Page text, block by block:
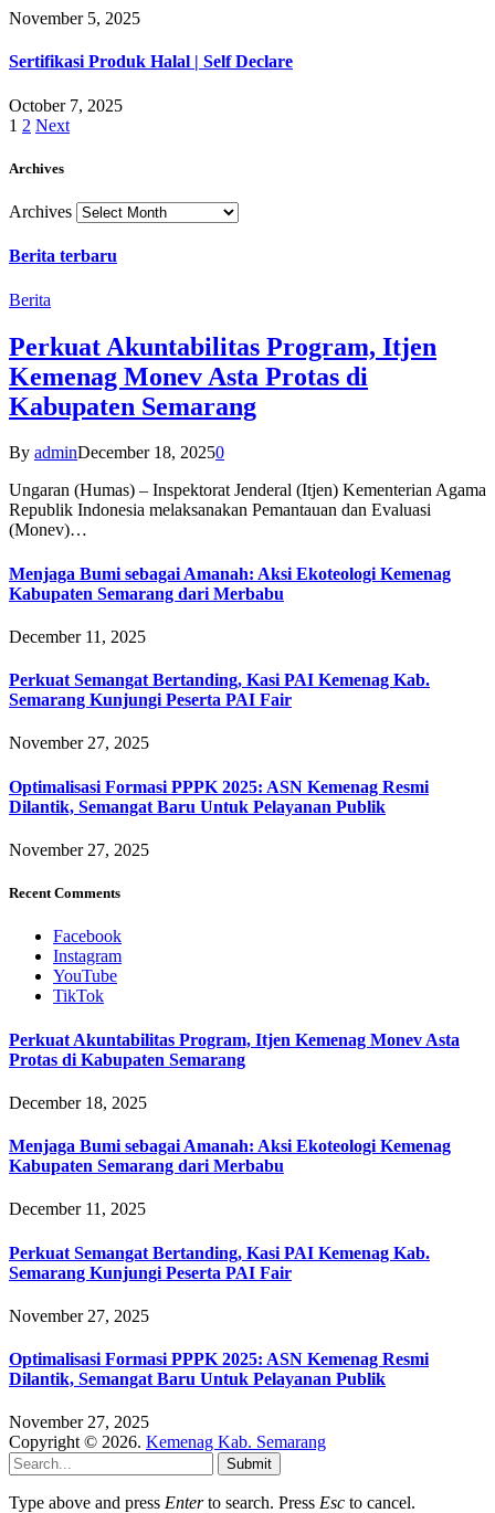
November 5, 2025
Sertifikasi Produk Halal | Self Declare
October 7, 2025
1 2 Next
Archives
Archives
Berita terbaru
Berita
Perkuat Akuntabilitas Program, Itjen
Kemenag Monev Asta Protas di
Kabupaten Semarang
By adminDecember 18, 20250
Ungaran (Humas) – Inspektorat Jenderal (Itjen) Kementerian Agama
Republik Indonesia melaksanakan Pemantauan dan Evaluasi
(Monev)…
Menjaga Bumi sebagai Amanah: Aksi Ekoteologi Kemenag
Kabupaten Semarang dari Merbabu
December 11, 2025
Perkuat Semangat Bertanding, Kasi PAI Kemenag Kab.
Semarang Kunjungi Peserta PAI Fair
November 27, 2025
Optimalisasi Formasi PPPK 2025: ASN Kemenag Resmi
Dilantik, Semangat Baru Untuk Pelayanan Publik
November 27, 2025
Recent Comments
Facebook
Instagram
YouTube
TikTok
Perkuat Akuntabilitas Program, Itjen Kemenag Monev Asta
Protas di Kabupaten Semarang
December 18, 2025
Menjaga Bumi sebagai Amanah: Aksi Ekoteologi Kemenag
Kabupaten Semarang dari Merbabu
December 11, 2025
Perkuat Semangat Bertanding, Kasi PAI Kemenag Kab.
Semarang Kunjungi Peserta PAI Fair
November 27, 2025
Optimalisasi Formasi PPPK 2025: ASN Kemenag Resmi
Dilantik, Semangat Baru Untuk Pelayanan Publik
November 27, 2025
Copyright © 2026. Kemenag Kab. Semarang
Submit
Type above and press Enterto search. Press Esc to cancel.